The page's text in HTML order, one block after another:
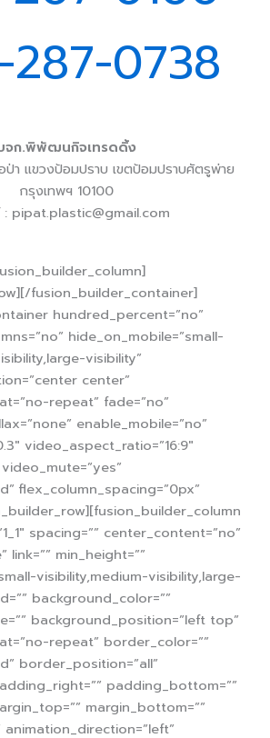
0738
จก.พิพัฒนกิจเทรดดิ้ง
ป่า แขวงป้อมปราบ เขตป้อมปราบศัตรูพ่าย
กรุงเทพฯ 10100
: pipat.plastic@gmail.com
fusion_builder_container]
hundred_percent=”no”
hide_on_mobile=”small-
visibility”
center”
repeat” fade=”no”
enable_mobile=”no”
video_aspect_ratio=”16:9″
flex_column_spacing=”0px”
spacing=”” center_content=”no”
link=”” min_height=””
visibility,medium-visibility,large-
background_color=””
background_position=”left top”
repeat” border_color=””
border_position=”all”
padding_bottom=””
margin_bottom=””
animation_direction=”left”